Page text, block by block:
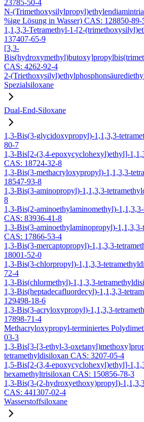
23785-50-4
N-
%ige Lösung in Wasser) CAS: 128850-89-
1,1,3,3-Tetramethyl-1-[2-
137407-65-9
[3,3-
CAS: 4262-92-4
2-
Spezialsiloxane
Dual-End-Siloxane
1,3-Bis(3-glycidoxypropyl)-1,1,3,3-
80-7
1,3-Bis[2-(3,4-epoxycyclohexyl)ethyl]-
CAS: 18724-32-8
1,3-Bis(3-methacryloxypropyl)-1,1,3,3-
18547-93-8
1,3-Bis(3-aminopropyl)-1,1,3,3-
8
1,3-Bis(2-aminoethylaminomethyl)-
CAS: 83936-41-8
1,3-Bis(3-aminoethylaminopropyl)-
CAS: 17866-53-4
1,3-Bis(3-mercaptopropyl)-1,1,3,3-
18001-52-0
1,3-Bis(3-chlorpropyl)-1,1,3,3-
72-4
1,3-Bis(chlormethyl)-1,1,3,3-
1,3-Bis(heptadecafluordecyl)-1,1,3,3-
129498-18-6
1,3-Bis(3-acryloxypropyl)-1,1,3,3-
17898-71-4
Methacryloxypropyl-terminiertes
03-3
1,3-Bis[3-[3-ethyl-3-
tetramethyldisiloxan CAS: 3207-05-4
1,5-Bis[2-(3,4-epoxycyclohexyl)ethyl]-
hexamethyltrisiloxan CAS: 150856-78-3
1,3-Bis(3-(2-hydroxyethoxy)propyl)-
CAS: 441307-02-4
Wasserstoffsiloxane